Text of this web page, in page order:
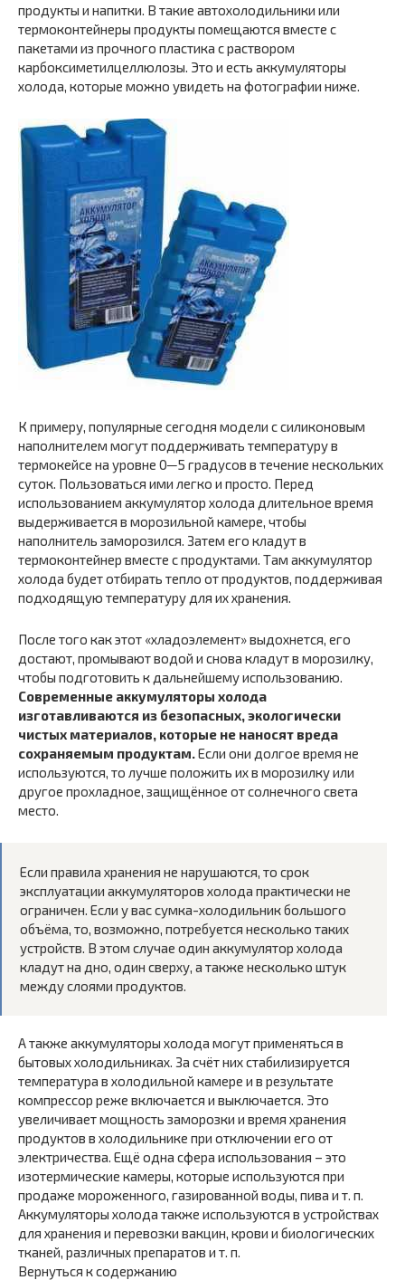
продукты и напитки. В такие автохолодильники или
термоконтейнеры продукты помещаются вместе с
пакетами из прочного пластика с раствором
карбоксиметилцеллюлозы. Это и есть аккумуляторы
холода, которые можно увидеть на фотографии ниже.
К примеру, популярные сегодня модели с силиконовым
наполнителем могут поддерживать температуру в
термокейсе на уровне 0─5 градусов в течение нескольких
суток. Пользоваться ими легко и просто. Перед
использованием аккумулятор холода длительное время
выдерживается в морозильной камере, чтобы
наполнитель заморозился. Затем его кладут в
термоконтейнер вместе с продуктами. Там аккумулятор
холода будет отбирать тепло от продуктов, поддерживая
подходящую температуру для их хранения.
После того как этот «хладоэлемент» выдохнется, его
достают, промывают водой и снова кладут в морозилку,
чтобы подготовить к дальнейшему использованию.
Современные аккумуляторы холода
изготавливаются из безопасных, экологически
чистых материалов, которые не наносят вреда
сохраняемым продуктам.Если они долгое время не
используются, то лучше положить их в морозилку или
другое прохладное, защищённое от солнечного света
место.
Если правила хранения не нарушаются, то срок
эксплуатации аккумуляторов холода практически не
ограничен. Если у вас сумка-холодильник большого
объёма, то, возможно, потребуется несколько таких
устройств. В этом случае один аккумулятор холода
кладут на дно, один сверху, а также несколько штук
между слоями продуктов.
А также аккумуляторы холода могут применяться в
бытовых холодильниках. За счёт них стабилизируется
температура в холодильной камере и в результате
компрессор реже включается и выключается. Это
увеличивает мощность заморозки и время хранения
продуктов в холодильнике при отключении его от
электричества. Ещё одна сфера использования – это
изотермические камеры, которые используются при
продаже мороженного, газированной воды, пива и т. п.
Аккумуляторы холода также используются в устройствах
для хранения и перевозки вакцин, крови и биологических
тканей, различных препаратов и т. п.
Вернуться к содержанию